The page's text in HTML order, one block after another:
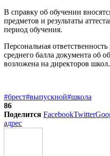
В справку об обучении
предметов и результаты
период обучения.
Персональная
среднего балла документа об
возложена на директоров школ.
#брест#выпускной#школа
86
Поделится FacebookTwitter
адрес